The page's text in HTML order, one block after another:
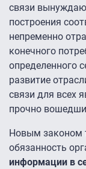
связи
построения
непременно
конечного
определенного
развитие
связи для всех
прочно
Новым законом
обязанность
информации в